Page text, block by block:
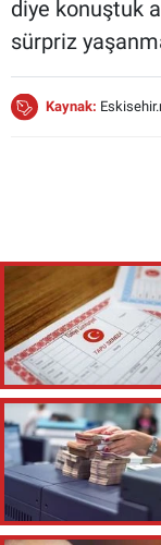
diye konuştuk
sürpriz
Kaynak: